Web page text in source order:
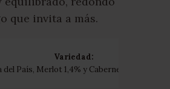
que invita a más.
Variedad:
del País, Merlot 1,4% y Cabernet Sauvignon